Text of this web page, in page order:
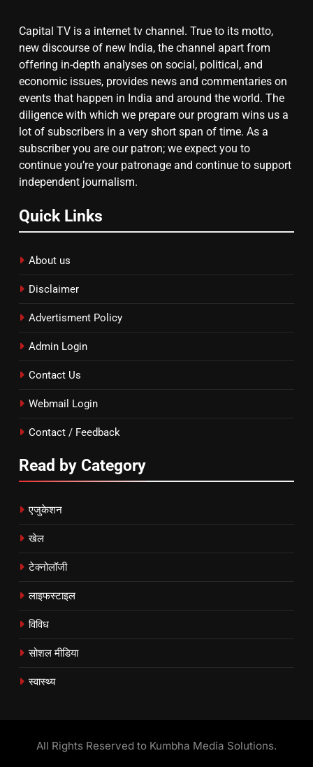
Capital TV is a internet tv channel. True to its motto,
new discourse of new India, the channel apart from
offering in-depth analyses on social, political, and
economic issues, provides news and commentaries on
events that happen in India and around the world. The
diligence with which we prepare our program wins us a
lot of subscribers in a very short span of time. As a
subscriber you are our patron; we expect you to
continue you’re your patronage and continue to support
independent journalism.
Quick Links
About us
Disclaimer
Advertisment Policy
Admin Login
Contact Us
Webmail Login
Contact / Feedback
Read by Category
एजुकेशन
खेल
टेक्नोलॉजी
लाइफस्टाइल
विविध
सोशल मीडिया
स्वास्थ्य
All Rights Reserved to Kumbha Media Solutions.